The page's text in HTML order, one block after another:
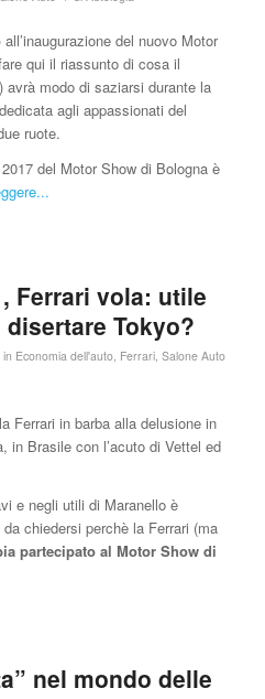
all’inaugurazione del nuovo Motor
qui il riassunto di cosa il
modo di saziarsi durante la
agli appassionati del
ruote.
del Motor Show di Bologna è
Ferrari vola: utile
disertare Tokyo?
in Economia dell'auto, Ferrari, Salone Auto
Ferrari in barba alla delusione in
in Brasile con l’acuto di Vettel ed
e negli utili di Maranello è
chiedersi perchè la Ferrari (ma
partecipato al Motor Show di
nel mondo delle